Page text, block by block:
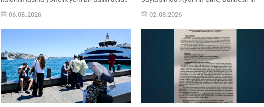
TBMM Başkanlığına sunulan çerçeve
yasa tasarısı, toplumun bütünleşmesini
amaçlayan düzenlemeleri içeriyor. Teklif,
yaklaşık 360 milletvekilinin imzasıyla
teslim edildi ve İletişim Başkanı
Burhanettin Duran tarafından
kamuoyuna duyuruldu. Meclise Sunulan
Teklifin Önemi Burhanettin Duran, teklifin
Millî Dayanışma ve Toplumsal...
06.08.2026
Susurluk ve İzmir’in Buca ilçelerinde
orman yangınlarının artık kontrol altına
alındığını duyurdu. Yetkilinin
açıklamasına göre olaylarda can kaybı
yaşanmadı ve söndürme çalışmalarında
görevli ekiplerin çabalarıyla alevler büyük
oranda hakimiyet altına alındı. Olayın
Sonrası ve Ekiplerin...
02.08.2026